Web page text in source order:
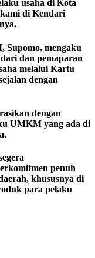
usaha di Kota
di Kendari
mengaku
dan pemaparan
melalui Kartu
dengan
dengan
UMKM yang ada di
penuh
khususnya di
para pelaku